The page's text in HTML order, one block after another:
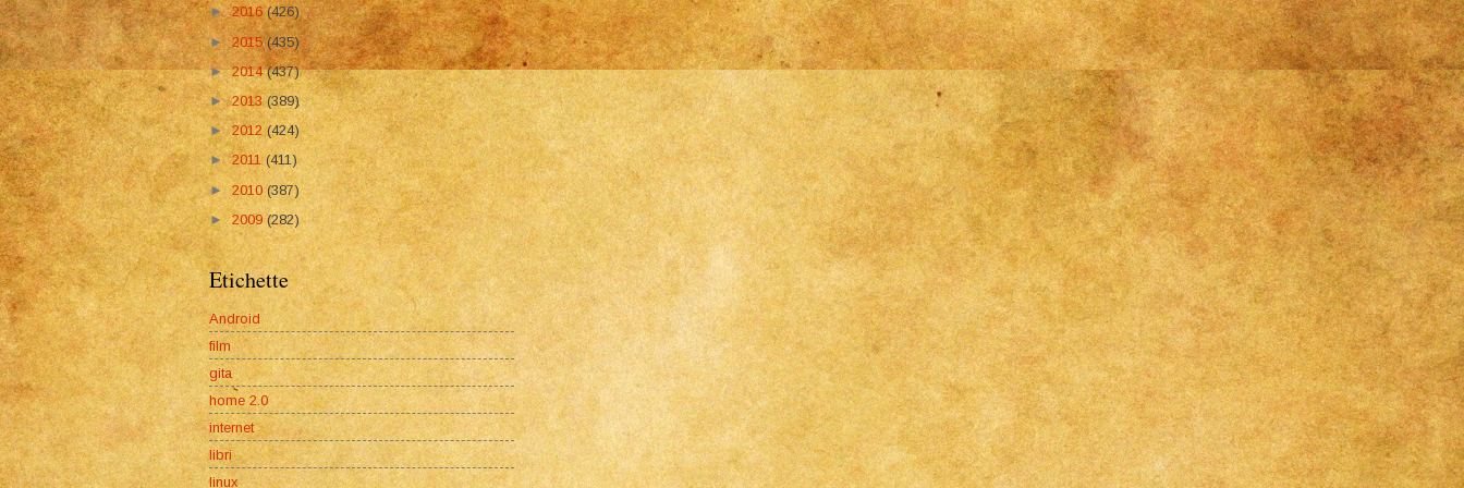
►2016(426)
►2015(435)
►2014(437)
►2013(389)
►2012(424)
►2011(411)
►2010 (387)
►2009 (282)
Etichette
Android
film
gita
home 2.0
internet
libri
linux